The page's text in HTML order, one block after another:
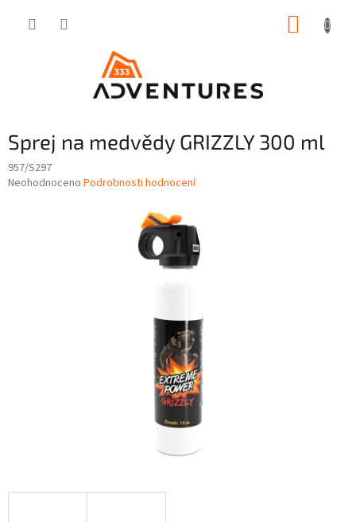
Sprej na medvědy GRIZZLY 300 ml
957/S297
Průměrné
Neohodnoceno Podrobnosti hodnocení